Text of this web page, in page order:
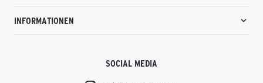
INFORMATIONEN
SOCIAL MEDIA